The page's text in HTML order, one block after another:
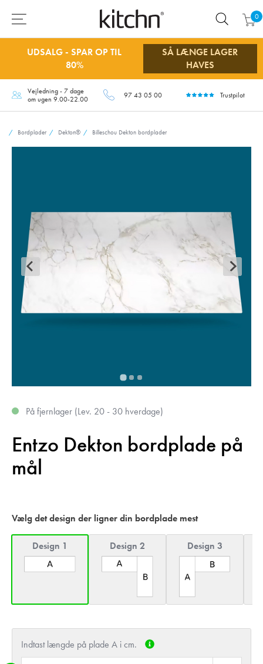
0
UDSALG - SPAR OP TIL
80%
SÅ LÆNGE LAGER
HAVES
Vejledning - 7 dage
om ugen 9.00-22.00
97 43 05 00 Trustpilot
Bordplader Dekton® Billeschou Dekton bordplader
På fjernlager (Lev. 20 - 30 hverdage)
Entzo Dekton bordplade på
mål
Vælg det design der ligner din bordplade mest
Design 1 Design 2 Design 3
Indtast længde på plade A i cm.